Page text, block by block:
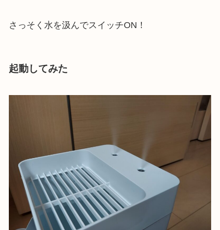
さっそく水を汲んでスイッチON！
起動してみた